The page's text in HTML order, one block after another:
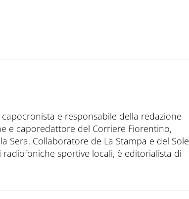
e responsabile della redazione
e caporedattore del Corriere Fiorentino,
Sera. Collaboratore de La Stampa e del Sole
sportive locali, è editorialista di